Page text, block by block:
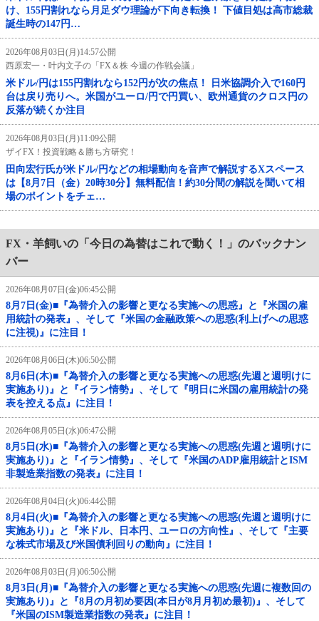
け、155円割れなら月足ダウ理論が下向き転換！ 下値目処は高市総裁
誕生時の147円…
2026年08月03日(月)14:57公開
西原宏一・叶内文子の「FX＆株 今週の作戦会議」
米ドル/円は155円割れなら152円が次の焦点！ 日米協調介入で160円
台は戻り売りへ。米国がユーロ/円で円買い、欧州通貨のクロス円の
反落が続くか注目
2026年08月03日(月)11:09公開
ザイFX！投資戦略＆勝ち方研究！
田向宏行氏が米ドル/円などの相場動向を音声で解説するXスペース
は【8月7日（金）20時30分】無料配信！約30分間の解説を聞いて相
場のポイントをチェ…
FX・羊飼いの「今日の為替はこれで動く！」のバックナン
バー
2026年08月07日(金)06:45公開
8月7日(金)■『為替介入の影響と更なる実施への思惑』と『米国の雇
用統計の発表』、そして『米国の金融政策への思惑(利上げへの思惑
に注視)』に注目！
2026年08月06日(木)06:50公開
8月6日(木)■『為替介入の影響と更なる実施への思惑(先週と週明けに
実施あり)』と『イラン情勢』、そして『明日に米国の雇用統計の発
表を控える点』に注目！
2026年08月05日(水)06:47公開
8月5日(水)■『為替介入の影響と更なる実施への思惑(先週と週明けに
実施あり)』と『イラン情勢』、そして『米国のADP雇用統計とISM
非製造業指数の発表』に注目！
2026年08月04日(火)06:44公開
8月4日(火)■『為替介入の影響と更なる実施への思惑(先週と週明けに
実施あり)』と『米ドル、日本円、ユーロの方向性』、そして『主要
な株式市場及び米国債利回りの動向』に注目！
2026年08月03日(月)06:50公開
8月3日(月)■『為替介入の影響と更なる実施への思惑(先週に複数回の
実施あり)』と『8月の月初め要因(本日が8月月初め最初)』、そして
『米国のISM製造業指数の発表』に注目！